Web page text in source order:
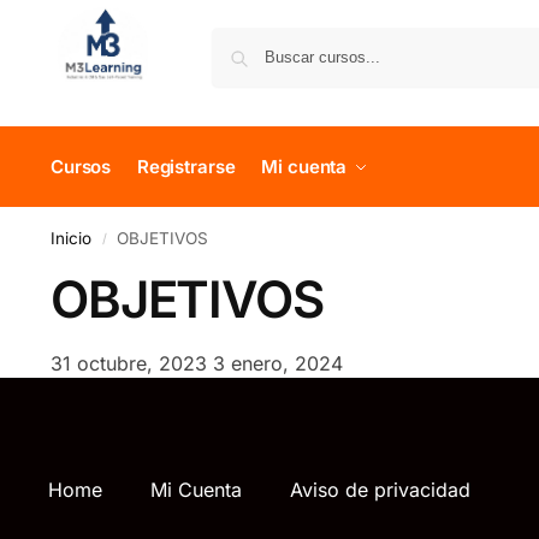
Cursos Registrarse Mi cuenta
Inicio / OBJETIVOS
OBJETIVOS
31 octubre, 2023 3 enero, 2024
Home Mi Cuenta Aviso de privacidad